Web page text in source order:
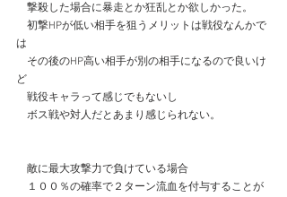
撃殺した場合に暴走とか狂乱とか欲しかった。
初撃HPが低い相手を狙うメリットは戦役なんかで
は
その後のHP高い相手が別の相手になるので良いけ
ど
戦役キャラって感じでもないし
ボス戦や対人だとあまり感じられない。
敵に最大攻撃力で負けている場合
１００％の確率で２ターン流血を付与することが